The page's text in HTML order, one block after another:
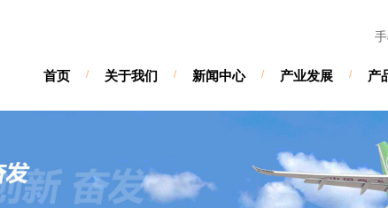
首页 / 关于我们 / 新闻中心 / 产业发展 / 产